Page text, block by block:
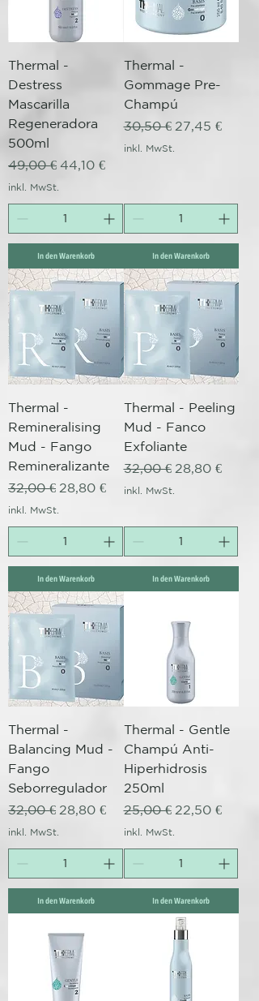
Thermal -
Destress
Mascarilla
Regeneradora
500ml
Standardpreis
49,00 € Sale-Preis
44,10 €
inkl. MwSt.
In den Warenkorb
Thermal -
Gommage Pre-
Champú
Standardpreis
30,50 € Sale-Preis
27,45 €
inkl. MwSt.
In den Warenkorb
Thermal -
Remineralising
Mud - Fango
Remineralizante
Standardpreis
32,00 € Sale-Preis
28,80 €
inkl. MwSt.
In den Warenkorb
Thermal - Peeling
Mud - Fanco
Exfoliante
Standardpreis
32,00 € Sale-Preis
28,80 €
inkl. MwSt.
In den Warenkorb
Thermal -
Balancing Mud -
Fango
Seborregulador
Standardpreis
32,00 € Sale-Preis
28,80 €
inkl. MwSt.
In den Warenkorb
Thermal - Gentle
Champú Anti-
Hiperhidrosis
250ml
Standardpreis
25,00 € Sale-Preis
22,50 €
inkl. MwSt.
In den Warenkorb